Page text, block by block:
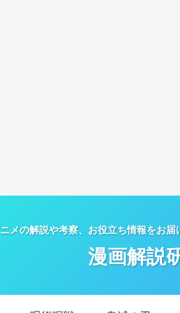
メの解説や考察、お役立ち情報をお
漫画解説